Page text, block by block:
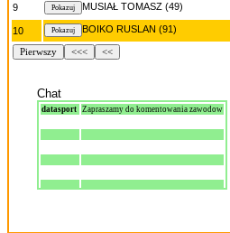
9 MUSIAŁ TOMASZ (49)
10 BOIKO RUSLAN (91)
Pierwszy <<< <<
Chat
datasport Zapraszamy do komentowania zawodow